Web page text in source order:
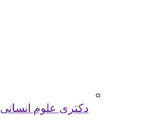
دکتری علوم انسانی